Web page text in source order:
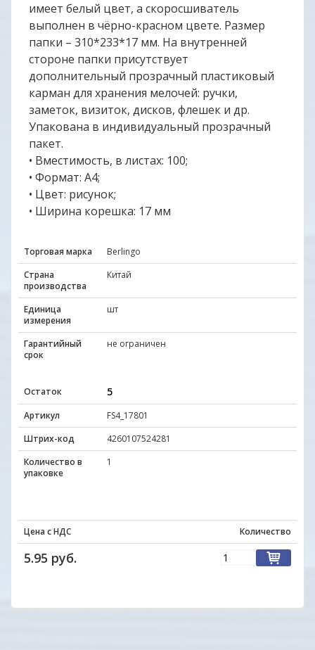
имеет белый цвет, а скоросшиватель
выполнен в чёрно-красном цвете. Размер
папки – 310*233*17 мм. На внутренней
стороне папки присутствует
дополнительный прозрачный пластиковый
карман для хранения мелочей: ручки,
заметок, визиток, дисков, флешек и др.
Упакована в индивидуальный прозрачный
пакет.
• Вместимость, в листах: 100;
• Формат: А4;
• Цвет: рисунок;
• Ширина корешка: 17 мм
Торговая марка
Berlingo
Страна
производства
Китай
Единица
измерения
шт
Гарантийный
срок
не ограничен
Остаток 5
Артикул
FS4_17801
Штрих-код
4260107524281
Количество в
упаковке
1
Цена с НДС Количество
5.95 руб.